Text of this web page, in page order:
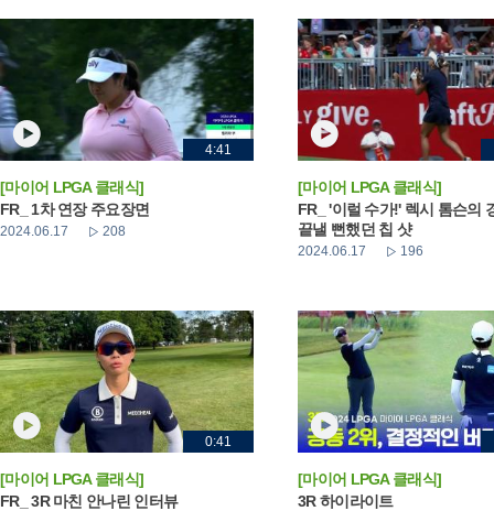
4:41
[마이어 LPGA 클래식]
FR_ 1차 연장 주요장면
2024.06.17 208
[마이어 LPGA 클래식]
FR_ '이럴 수가!' 렉시 톰슨의
끝낼 뻔했던 칩 샷
2024.06.17 196
0:41
[마이어 LPGA 클래식]
FR_ 3R 마친 안나린 인터뷰
[마이어 LPGA 클래식]
3R 하이라이트